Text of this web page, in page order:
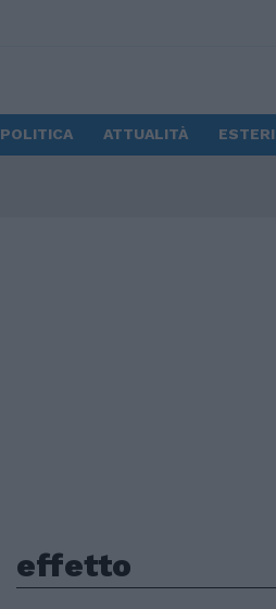
POLITICA ATTUALITÀ ESTERI
effetto